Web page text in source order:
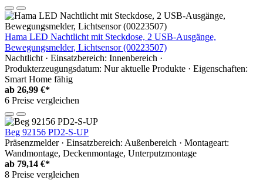
Hama LED Nachtlicht mit Steckdose, 2 USB-Ausgänge,
Bewegungsmelder, Lichtsensor (00223507)
Nachtlicht · Einsatzbereich: Innenbereich ·
Produkterzeugungsdatum: Nur aktuelle Produkte · Eigenschaften:
Smart Home fähig
ab 26,99 €*
6 Preise vergleichen
Beg 92156 PD2-S-UP
Präsenzmelder · Einsatzbereich: Außenbereich · Montageart:
Wandmontage, Deckenmontage, Unterputzmontage
ab 79,14 €*
8 Preise vergleichen